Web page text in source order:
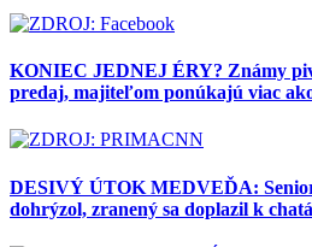
KONIEC JEDNEJ ÉRY? Známy
predaj, majiteľom ponúkajú viac
DESIVÝ ÚTOK MEDVEĎA:
dohrýzol, zranený sa doplazil k